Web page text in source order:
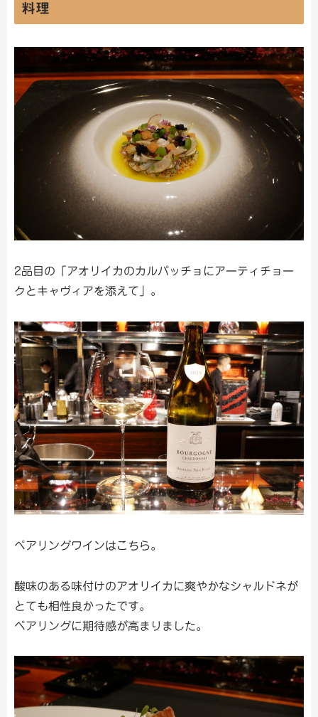
料理
2品目の「アオリイカのカルパッチョにアーティチョー
クとキャヴィアを添えて」。
ペアリングワインはこちら。
酸味のある味付けのアオリイカに爽やかなシャルドネが
とても相性良かったです。
ペアリングに期待感が高まりました。